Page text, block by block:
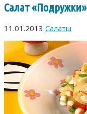
Салат «Подружки»
11.01.2013 Салаты